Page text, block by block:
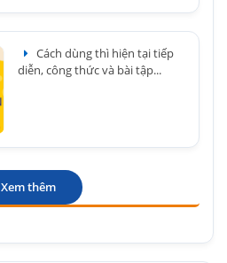
Cách dùng thì hiện tại tiếp
diễn, công thức và bài tập...
Xem thêm